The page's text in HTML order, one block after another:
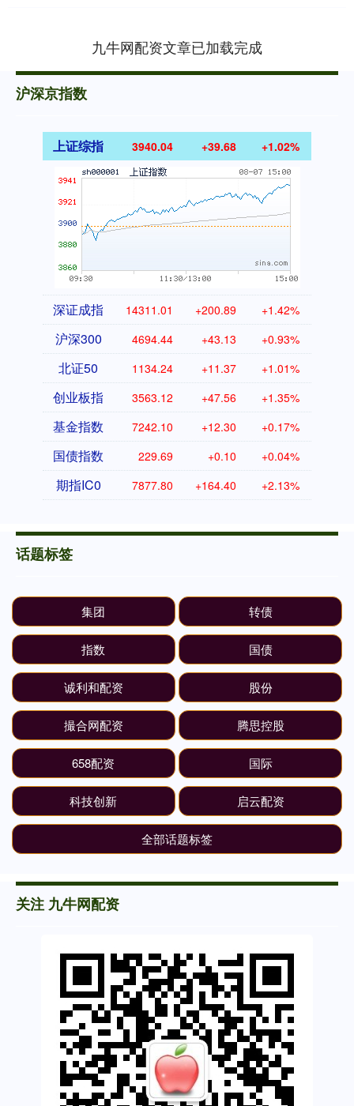
九牛网配资文章已加载完成
沪深京指数
上证综指 3940.04 +39.68 +1.02%
深证成指 14311.01 +200.89 +1.42%
沪深300 4694.44 +43.13 +0.93%
北证50 1134.24 +11.37 +1.01%
创业板指 3563.12 +47.56 +1.35%
基金指数 7242.10 +12.30 +0.17%
国债指数 229.69 +0.10 +0.04%
期指IC0 7877.80 +164.40 +2.13%
话题标签
集团 转债
指数 国债
诚利和配资 股份
撮合网配资 腾思控股
658配资 国际
科技创新 启云配资
全部话题标签
关注 九牛网配资